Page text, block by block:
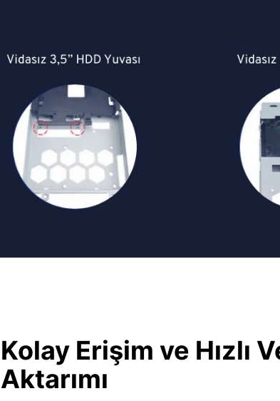
Kolay Erişim ve Hızlı
Aktarımı